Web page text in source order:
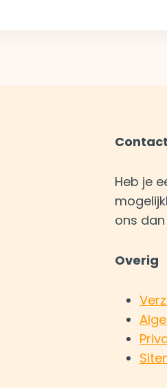
Contact
Heb je
ons
Overig